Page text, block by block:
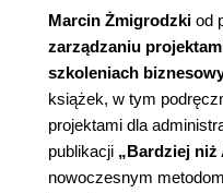
Marcin Żmigrodzki od
zarządzaniu
szkoleniach
książek, w tym
projektami dla
publikacji „Bardziej niż
nowoczesnym